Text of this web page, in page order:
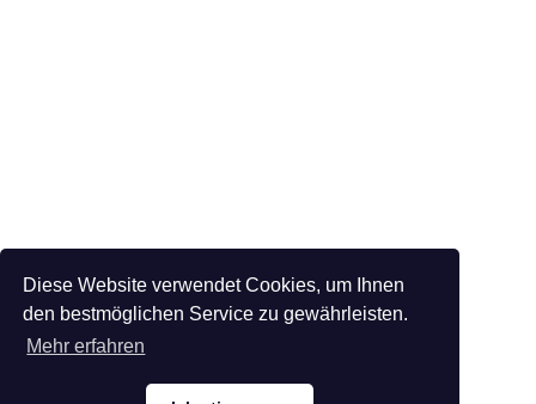
Diese Website verwendet Cookies, um Ihnen
den bestmöglichen Service zu gewährleisten.
Mehr erfahren